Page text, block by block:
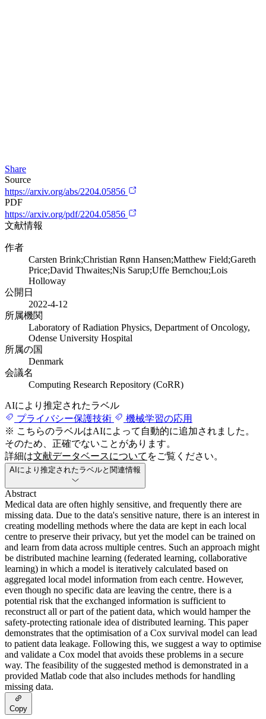
Share
Source
https://arxiv.org/abs/2204.05856
PDF
https://arxiv.org/pdf/2204.05856
文献情報
作者
Carsten Brink;Christian Rønn Hansen;Matthew Field;Gareth
Price;David Thwaites;Nis Sarup;Uffe Bernchou;Lois
Holloway
公開日
2022-4-12
所属機関
Laboratory of Radiation Physics, Department of Oncology,
Odense University Hospital
所属の国
Denmark
会議名
Computing Research Repository (CoRR)
AIにより推定されたラベル
プライバシー保護技術
機械学習の応用
※ こちらのラベルはAIによって自動的に追加されました。
そのため、正確でないことがあります。
詳細は文献データベースについて をご覧ください。
AIにより推定されたラベルと関連情報
Abstract
Medical data are often highly sensitive, and frequently there are
missing data. Due to the data's sensitive nature, there is an interest in
creating modelling methods where the data are kept in each local
centre to preserve their privacy, but yet the model can be trained on
and learn from data across multiple centres. Such an approach might
be distributed machine learning (federated learning, collaborative
learning) in which a model is iteratively calculated based on
aggregated local model information from each centre. However,
even though no specific data are leaving the centre, there is a
potential risk that the exchanged information is sufficient to
reconstruct all or part of the patient data, which would hamper the
safety-protecting rationale idea of distributed learning. This paper
demonstrates that the optimisation of a Cox survival model can lead
to patient data leakage. Following this, we suggest a way to optimise
and validate a Cox model that avoids these problems in a secure
way. The feasibility of the suggested method is demonstrated in a
provided Matlab code that also includes methods for handling
missing data.
Copy